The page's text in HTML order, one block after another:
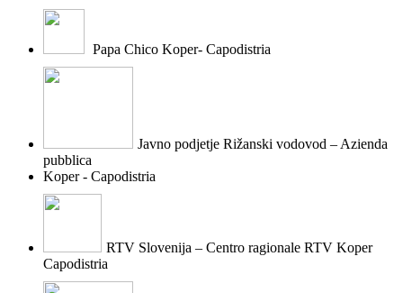
Papa Chico Koper- Capodistria
Javno podjetje Rižanski vodovod – Azienda
pubblica
Koper - Capodistria
RTV Slovenija – Centro ragionale RTV Koper
Capodistria